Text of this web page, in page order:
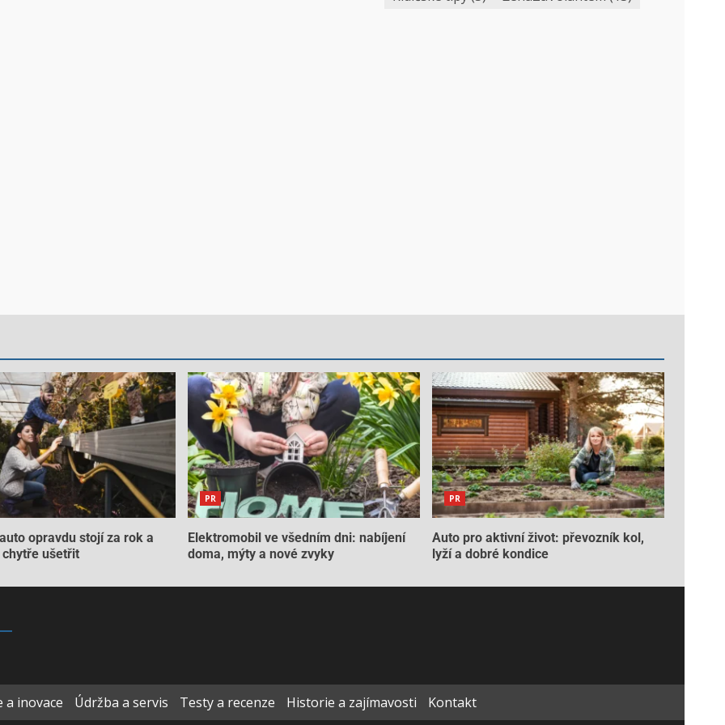
opravdu stojí za rok a
chytře ušetřit
PR
Elektromobil ve všedním dni: nabíjení
doma, mýty a nové zvyky
PR
Auto pro aktivní život: převozník kol,
lyží a dobré kondice
a inovace Údržba a servis Testy a recenze Historie a zajímavosti Kontakt